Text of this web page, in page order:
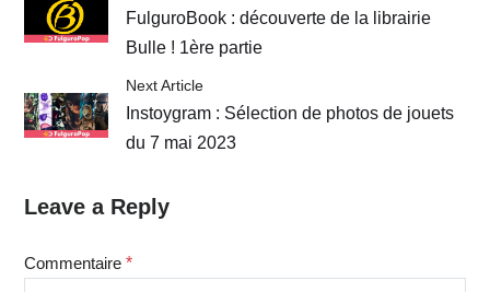
FulguroBook : découverte de la librairie
Bulle ! 1ère partie
Next Article
Instoygram : Sélection de photos de jouets
du 7 mai 2023
Leave a Reply
Commentaire *